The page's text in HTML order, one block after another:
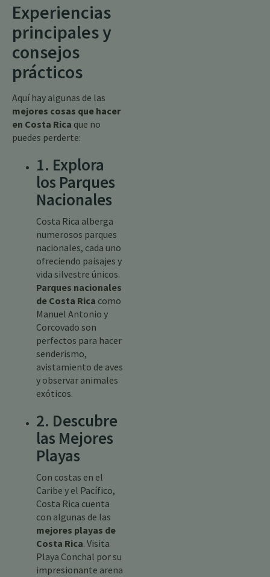
Experiencias
principales y
consejos
prácticos
Aquí hay algunas de las
mejores cosas que hacer
en Costa Rica que no
puedes perderte:
1. Explora
los Parques
Nacionales
Costa Rica alberga
numerosos parques
nacionales, cada uno
ofreciendo paisajes y
vida silvestre únicos.
Parques nacionales
de Costa Rica como
Manuel Antonio y
Corcovado son
perfectos para hacer
senderismo,
avistamiento de aves
y observar animales
exóticos.
2. Descubre
las Mejores
Playas
Con costas en el
Caribe y el Pacífico,
Costa Rica cuenta
con algunas de las
mejores playas de
Costa Rica. Visita
Playa Conchal por su
impresionante arena